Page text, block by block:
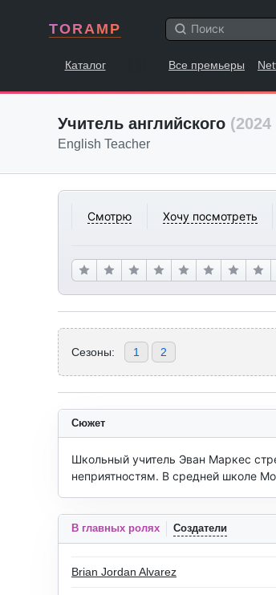
TORAMP
Каталог Все премьеры
Учитель английского
English Teacher
Смотрю Хочу посмотреть
Сезоны: 1 2
Сюжет
Школьный учитель Эван Маркес
неприятностям. В средней школе
В главных ролях Создатели
Brian Jordan Alvarez